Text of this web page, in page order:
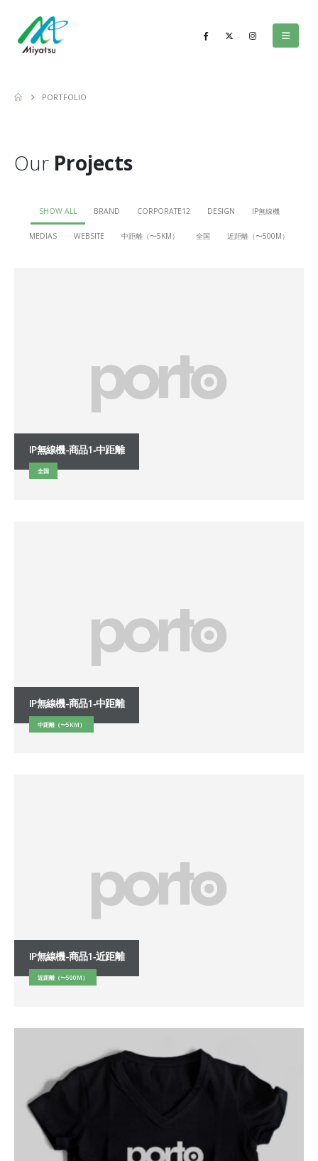
PORTFOLIO
Our Projects
SHOW ALL BRAND CORPORATE12 DESIGN IP無線機
MEDIAS WEBSITE 中距離（〜5KM） 全国 近距離（〜500M）
IP無線機-商品1‐中距離
全国
IP無線機-商品1‐中距離
中距離（〜5KM）
IP無線機-商品1‐近距離
近距離（〜500M）